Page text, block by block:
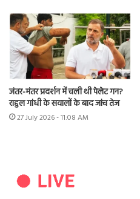
जंतर-मंतर प्रदर्शन में चली थी पेलेट गन?
राहुल गांधी के सवालों के बाद जांच तेज
27 July 2026 - 11:08 AM